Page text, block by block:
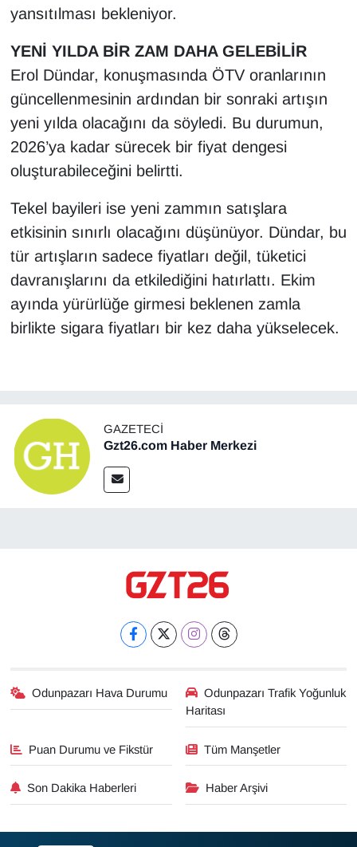
yansıtılması bekleniyor.
YENİ YILDA BİR ZAM DAHA GELEBİLİR
Erol Dündar, konuşmasında ÖTV oranlarının
güncellenmesinin ardından bir sonraki artışın
yeni yılda olacağını da söyledi. Bu durumun,
2026’ya kadar sürecek bir fiyat dengesi
oluşturabileceğini belirtti.
Tekel bayileri ise yeni zammın satışlara
etkisinin sınırlı olacağını düşünüyor. Dündar, bu
tür artışların sadece fiyatları değil, tüketici
davranışlarını da etkilediğini hatırlattı. Ekim
ayında yürürlüğe girmesi beklenen zamla
birlikte sigara fiyatları bir kez daha yükselecek.
GAZETECI
Gzt26.com Haber Merkezi
Odunpazarı Hava Durumu
Odunpazarı Trafik Yoğunluk
Haritası
Puan Durumu ve Fikstür Tüm Manşetler
Son Dakika Haberleri Haber Arşivi